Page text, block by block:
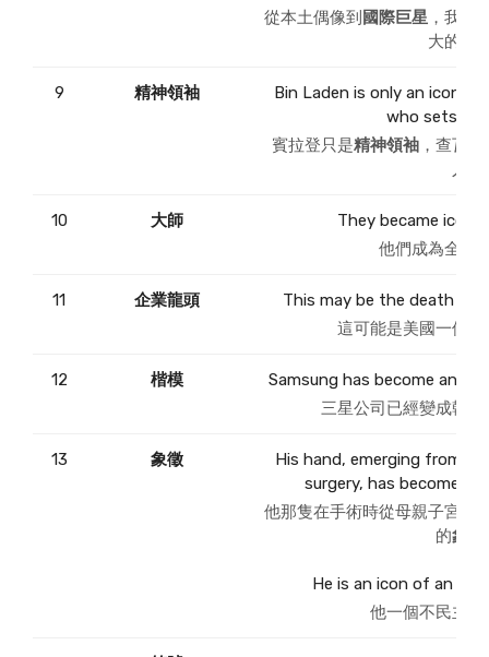
從本土偶像到 國際巨星，我們
大的成
9 精神領袖
Bin Laden is only an icon.
who sets the
賓拉登只是精神領袖 ，查瓦
人。
10 大師
They became
他們成為全球
11 企業龍頭
This may be the death
這可能是美國一個
12 楷模
Samsung has become an
三星公司已經變成韓
13 象徵
His hand, emerging from
surgery, has become
他那隻在手術時從母親子宮伸
的象徵
He is an icon of an
他一個不民主制